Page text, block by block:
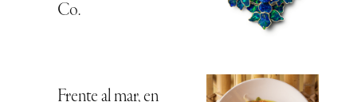
Co.
Frente al mar, en